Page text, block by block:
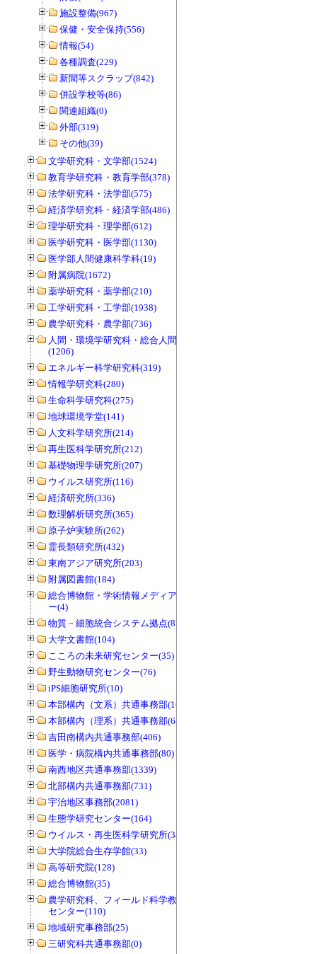
施設整備(967)
保健・安全保持(556)
情報(54)
各種調査(229)
新聞等スクラップ(842)
併設学校等(86)
関連組織(0)
外部(319)
その他(39)
文学研究科・文学部(1524)
教育学研究科・教育学部(378)
法学研究科・法学部(575)
経済学研究科・経済学部(486)
理学研究科・理学部(612)
医学研究科・医学部(1130)
医学部人間健康科学科(19)
附属病院(1672)
薬学研究科・薬学部(210)
工学研究科・工学部(1938)
農学研究科・農学部(736)
人間・環境学研究科・総合人間学部
(1206)
エネルギー科学研究科(319)
情報学研究科(280)
生命科学研究科(275)
地球環境学堂(141)
人文科学研究所(214)
再生医科学研究所(212)
基礎物理学研究所(207)
ウイルス研究所(116)
経済研究所(336)
数理解析研究所(365)
原子炉実験所(262)
霊長類研究所(432)
東南アジア研究所(203)
附属図書館(184)
総合博物館・学術情報メディアセンタ
ー(4)
物質－細胞統合システム拠点(8)
大学文書館(104)
こころの未来研究センター(35)
野生動物研究センター(76)
iPS細胞研究所(10)
本部構内（文系）共通事務部(165)
本部構内（理系）共通事務部(646)
吉田南構内共通事務部(406)
医学・病院構内共通事務部(80)
南西地区共通事務部(1339)
北部構内共通事務部(731)
宇治地区事務部(2081)
生態学研究センター(164)
ウイルス・再生医科学研究所(34)
大学院総合生存学館(33)
高等研究院(128)
総合博物館(35)
農学研究科、フィールド科学教育研究
センター(110)
地域研究事務部(25)
三研究科共通事務部(0)